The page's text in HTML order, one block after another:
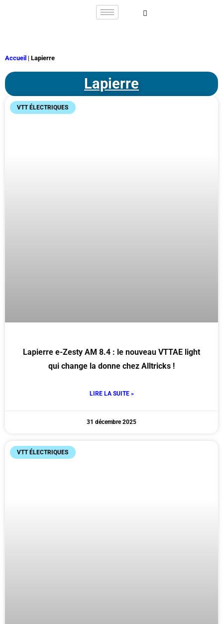
Accueil | Lapierre
Lapierre
VTT ÉLECTRIQUES
Lapierre e-Zesty AM 8.4 : le nouveau VTTAE light
qui change la donne chez Alltricks !
LIRE LA SUITE »
31 décembre 2025
VTT ÉLECTRIQUES